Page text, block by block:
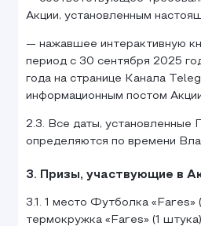
Акции, установленным
— нажавшее интерактивную
период с 30 сентября 2025
года на странице Канала
информационным постом
2.3. Все даты, установленные
определяются по времени
3. Призы, участвующие в
3.1. 1 место Футболка «Fares»
термокружка «Fares» (1